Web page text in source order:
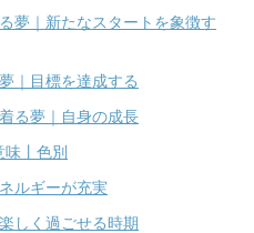
夢｜新たなスタートを象徴す
｜目標を達成する
る夢｜自身の成長
味丨色別
ルギーが充実
しく過ごせる時期